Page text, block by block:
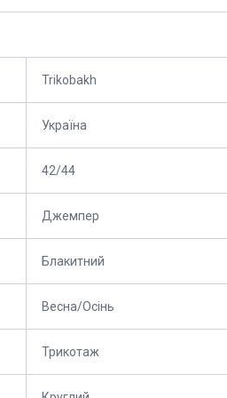
Trikobakh
Україна
42/44
Джемпер
Блакитний
Весна/Осінь
Трикотаж